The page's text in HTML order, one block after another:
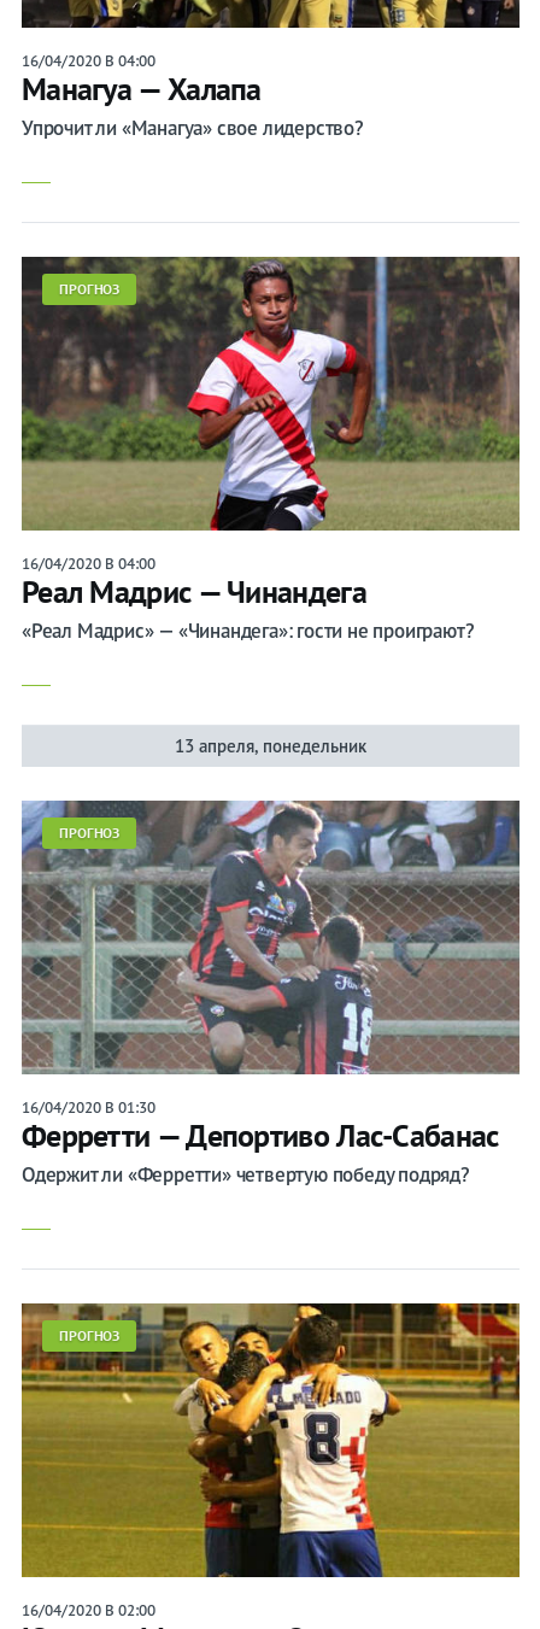
16/04/2020 В 04:00
Манагуа — Халапа
Упрочит ли «Манагуа» свое лидерство?
ПРОГНОЗ
16/04/2020 В 04:00
Реал Мадрис — Чинандега
«Реал Мадрис» — «Чинандега»: гости не проиграют?
13 апреля, понедельник
ПРОГНОЗ
16/04/2020 В 01:30
Ферретти — Депортиво Лас-Сабанас
Одержит ли «Ферретти» четвертую победу подряд?
ПРОГНОЗ
16/04/2020 В 02:00